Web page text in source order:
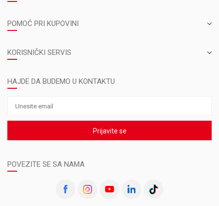
POMOĆ PRI KUPOVINI
KORISNIČKI SERVIS
HAJDE DA BUDEMO U KONTAKTU
Prijavite se
POVEZITE SE SA NAMA